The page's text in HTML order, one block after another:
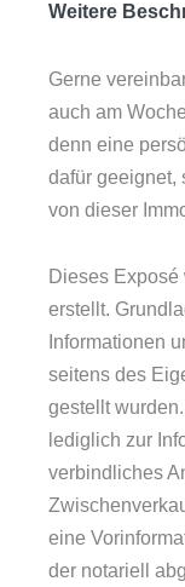
Weitere
Gerne
auch am
denn eine
dafür geeignet,
von dieser
Dieses
erstellt.
Informationen
seitens des
gestellt
lediglich zur
verbindliches
eine
der notariell